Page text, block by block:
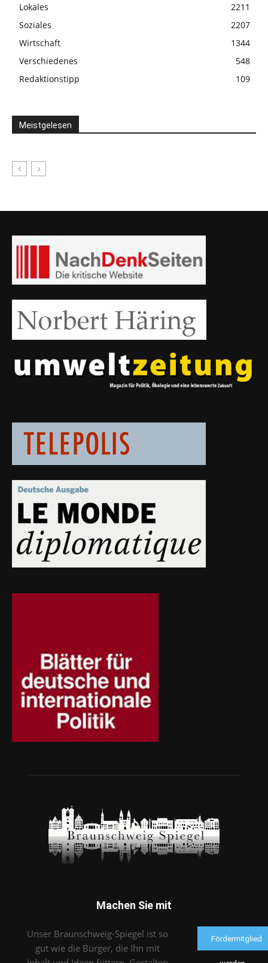
Lokales
2211
Soziales
2207
Wirtschaft
1344
Verschiedenes
548
Redaktionstipp
109
Meistgelesen
Machen Sie mit
Unser Braunschweig-Spiegel ist so
gut wie die Bürger, die Ihn mit
Fördermitglied